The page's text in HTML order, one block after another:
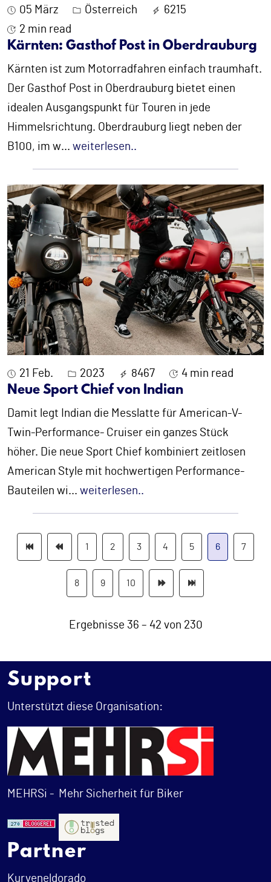
05 März Österreich
6215
2 min read
Kärnten: Gasthof Post in Oberdrauburg
Kärnten ist zum Motorradfahren einfach traumhaft.
Der Gasthof Post in Oberdrauburg bietet einen
idealen Ausgangspunkt für Touren in jede
Himmelsrichtung. Oberdrauburg liegt neben der
B100, im w... weiterlesen..
21 Feb. 2023 8467 4 min read
Neue Sport Chief von Indian
Damit legt Indian die Messlatte für American-V-
Twin-Performance- Cruiser ein ganzes Stück
höher. Die neue Sport Chief kombiniert zeitlosen
American Style mit hochwertigen Performance-
Bauteilen wi... weiterlesen..
1 2 3 4 5 6 7
8 9 10
Ergebnisse 36 – 42 von 230
Support
Unterstützt diese Organisation:
MEHRSi - Mehr Sicherheit für Biker
Partner
Kurveneldorado